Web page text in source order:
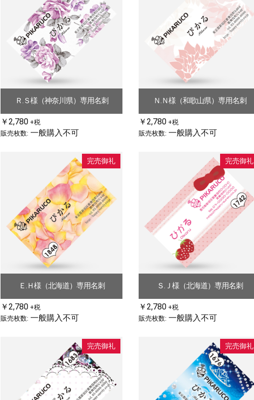
Ｒ.Ｓ様（神奈川県）専用名刺
￥2,780 +税
販売枚数: 一般購入不可
Ｎ.Ｎ様（和歌山県）専用名刺
￥2,780 +税
販売枚数: 一般購入不可
完売御礼
Ｅ.Ｈ様（北海道）専用名刺
￥2,780 +税
販売枚数: 一般購入不可
完売御礼
Ｓ.Ｊ様（北海道）専用名刺
￥2,780 +税
販売枚数: 一般購入不可
完売御礼 完売御礼
お買い物を続ける カートへ進む